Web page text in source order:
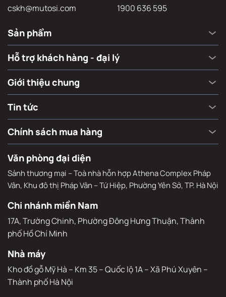
cskh@mutosi.com 1900 636 595
Sản phẩm
Hỗ trợ khách hàng - đại lý
Giới thiệu chung
Tin tức
Chính sách mua hàng
Văn phòng đại diện
Sảnh thương mại – Toà nhà hỗn hợp Athena Complex Pháp
Vân, Khu đô thị Pháp Vân – Tứ Hiệp, Phường Yên Sở, TP. Hà Nội
Chi nhánh miền Nam
17A, Trường Chinh, Phường Đông Hưng Thuận, Thành
phố Hồ Chí Minh
Nhà máy
Kho đồ gỗ Mỹ Hà – Km 35 – Quốc lộ 1A – Xã Phú Xuyên –
Thành phố Hà Nội